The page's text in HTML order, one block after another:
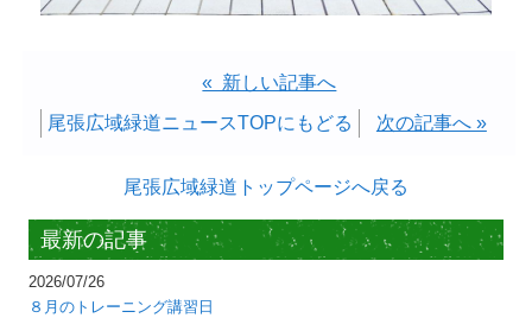
« 新しい記事へ
尾張広域緑道ニュースTOPにもどる
次の記事へ »
尾張広域緑道トップページへ戻る
最新の記事
2026/07/26
８月のトレーニング講習日